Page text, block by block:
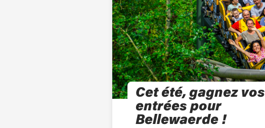
Cet été, gagnez vos
entrées pour
Bellewaerde !